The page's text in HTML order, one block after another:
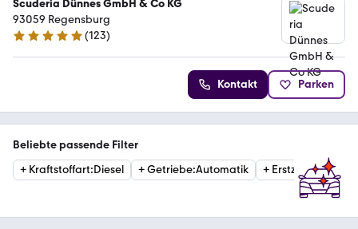
Scuderia Dünnes GmbH & Co KG
93059 Regensburg
4.8 Sterne
(123)
Kontakt Parken
Beliebte passende Filter
+ Kraftstoffart:Diesel +Getriebe:Automatik + Erstzulassung